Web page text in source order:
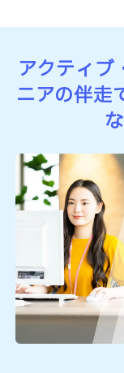
アクティブ
ニアの伴走